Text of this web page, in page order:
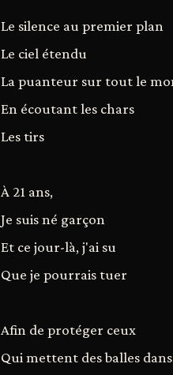
Le silence au premier plan
Le ciel étendu
La puanteur sur tout le
En écoutant les chars
Les tirs
À 21 ans,
Je suis né garçon
Et ce jour-là, j'ai su
Que je pourrais tuer
Afin de protéger ceux
Qui mettent des balles